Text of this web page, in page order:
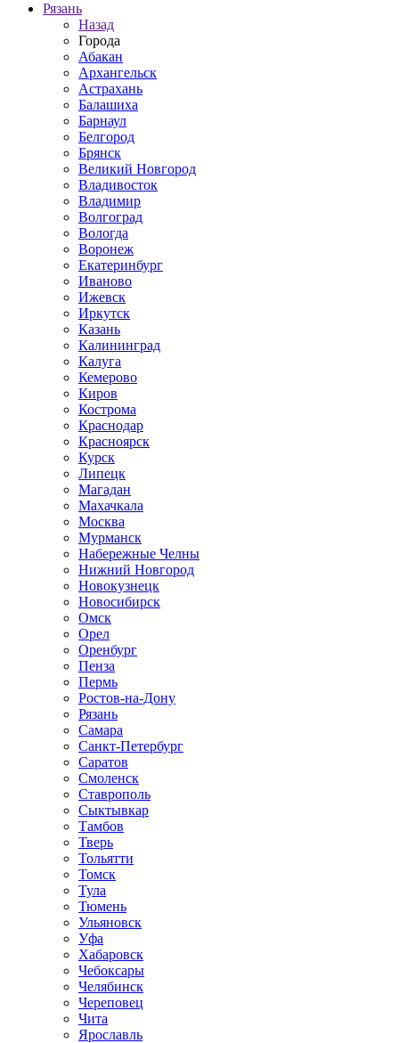
Рязань
Назад
Города
Абакан
Архангельск
Астрахань
Балашиха
Барнаул
Белгород
Брянск
Великий Новгород
Владивосток
Владимир
Волгоград
Вологда
Воронеж
Екатеринбург
Иваново
Ижевск
Иркутск
Казань
Калининград
Калуга
Кемерово
Киров
Кострома
Краснодар
Красноярск
Курск
Липецк
Магадан
Махачкала
Москва
Мурманск
Набережные Челны
Нижний Новгород
Новокузнецк
Новосибирск
Омск
Орел
Оренбург
Пенза
Пермь
Ростов-на-Дону
Рязань
Самара
Санкт-Петербург
Саратов
Смоленск
Ставрополь
Сыктывкар
Тамбов
Тверь
Тольятти
Томск
Тула
Тюмень
Ульяновск
Уфа
Хабаровск
Чебоксары
Челябинск
Череповец
Чита
Ярославль